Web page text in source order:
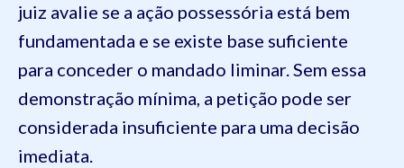
juiz avalie se a ação possessória está bem
fundamentada e se existe base suficiente
para conceder o mandado liminar. Sem essa
demonstração mínima, a petição pode ser
considerada insuficiente para uma decisão
imediata.